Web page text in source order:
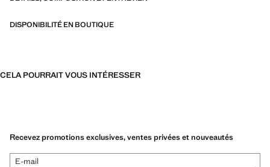
DISPONIBILITÉ EN BOUTIQUE
CELA POURRAIT VOUS INTÉRESSER
Recevez promotions exclusives, ventes privées et nouveautés
E-mail